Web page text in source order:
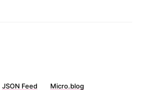
JSON Feed Micro.blog